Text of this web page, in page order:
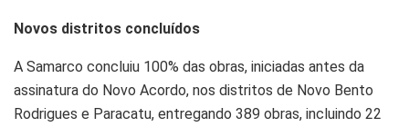
Novos distritos concluídos
A Samarco concluiu 100% das obras, iniciadas antes da
assinatura do Novo Acordo, nos distritos de Novo Bento
Rodrigues e Paracatu, entregando 389 obras, incluindo 22